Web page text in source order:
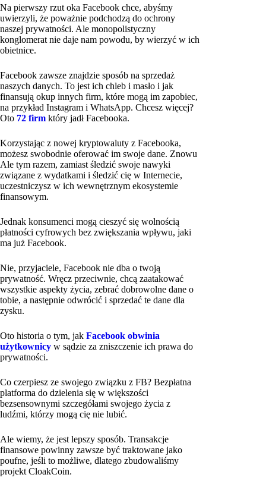
Na pierwszy rzut oka Facebook chce, abyśmy
uwierzyli, że poważnie podchodzą do ochrony
naszej prywatności. Ale monopolistyczny
konglomerat nie daje nam powodu, by wierzyć w ich
obietnice.
Facebook zawsze znajdzie sposób na sprzedaż
naszych danych. To jest ich chleb i masło i jak
finansują okup innych firm, które mogą im zapobiec,
na przykład Instagram i WhatsApp. Chcesz więcej?
Oto 72 firm który jadł Facebooka.
Korzystając z nowej kryptowaluty z Facebooka,
możesz swobodnie oferować im swoje dane. Znowu
Ale tym razem, zamiast śledzić swoje nawyki
związane z wydatkami i śledzić cię w Internecie,
uczestniczysz w ich wewnętrznym ekosystemie
finansowym.
Jednak konsumenci mogą cieszyć się wolnością
płatności cyfrowych bez zwiększania wpływu, jaki
ma już Facebook.
Nie, przyjaciele, Facebook nie dba o twoją
prywatność. Wręcz przeciwnie, chcą zaatakować
wszystkie aspekty życia, zebrać dobrowolne dane o
tobie, a następnie odwrócić i sprzedać te dane dla
zysku.
Oto historia o tym, jak Facebook obwinia
użytkownicy w sądzie za zniszczenie ich prawa do
prywatności.
Co czerpiesz ze swojego związku z FB? Bezpłatna
platforma do dzielenia się w większości
bezsensownymi szczegółami swojego życia z
ludźmi, którzy mogą cię nie lubić.
Ale wiemy, że jest lepszy sposób. Transakcje
finansowe powinny zawsze być traktowane jako
poufne, jeśli to możliwe, dlatego zbudowaliśmy
projekt CloakCoin.